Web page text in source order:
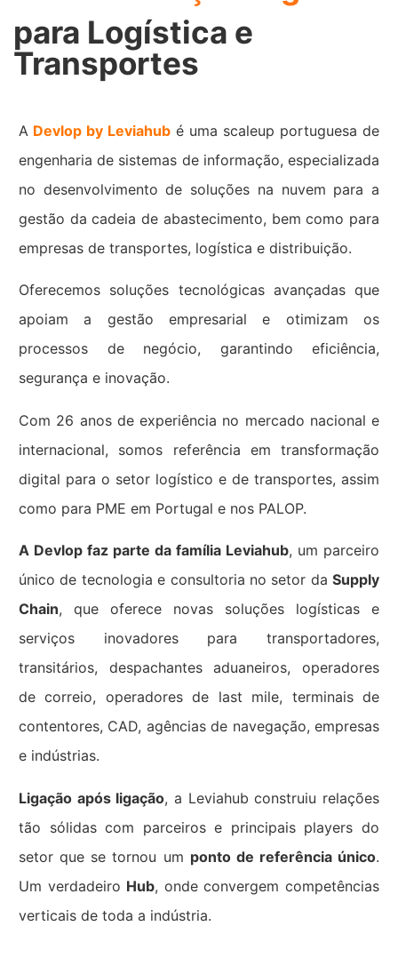
para Logística e
Transportes
A Devlop by Leviahub é uma scaleup portuguesa de
engenharia de sistemas de informação, especializada
no desenvolvimento de soluções na nuvem para a
gestão da cadeia de abastecimento, bem como para
empresas de transportes, logística e distribuição.
Oferecemos soluções tecnológicas avançadas que
apoiam a gestão empresarial e otimizam os
processos de negócio, garantindo eficiência,
segurança e inovação.
Com 26 anos de experiência no mercado nacional e
internacional, somos referência em transformação
digital para o setor logístico e de transportes, assim
como para PME em Portugal e nos PALOP.
A Devlop faz parte da família Leviahub, um parceiro
único de tecnologia e consultoria no setor da Supply
Chain, que oferece novas soluções logísticas e
serviços inovadores para transportadores,
transitários, despachantes aduaneiros, operadores
de correio, operadores de last mile, terminais de
contentores, CAD, agências de navegação, empresas
e indústrias.
Ligação após ligação, a Leviahub construiu relações
tão sólidas com parceiros e principais players do
setor que se tornou um ponto de referência único.
Um verdadeiro Hub, onde convergem competências
verticais de toda a indústria.